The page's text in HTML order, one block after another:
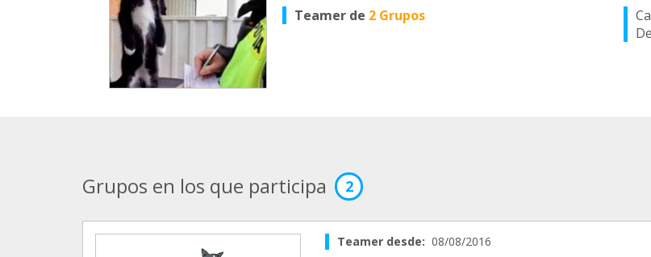
Teamer de 2 Grupos
Grupos en los que participa 2
Teamer desde: 08/08/2016